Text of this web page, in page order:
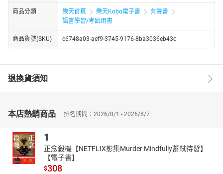
商品分類 樂天首頁 樂天Kobo電子書
有聲書
語言學習/考試用書
商品貨號(SKU) c6748a03-aef9-3745-9176-8ba3036eb43c
退換貨須知
本店熱銷商品 排名期間：2026/8/1 - 2026/8/7
1
正念殺機【NETFLIX影集Murder Mindfully蓄弒待發】
【電子書】
$308